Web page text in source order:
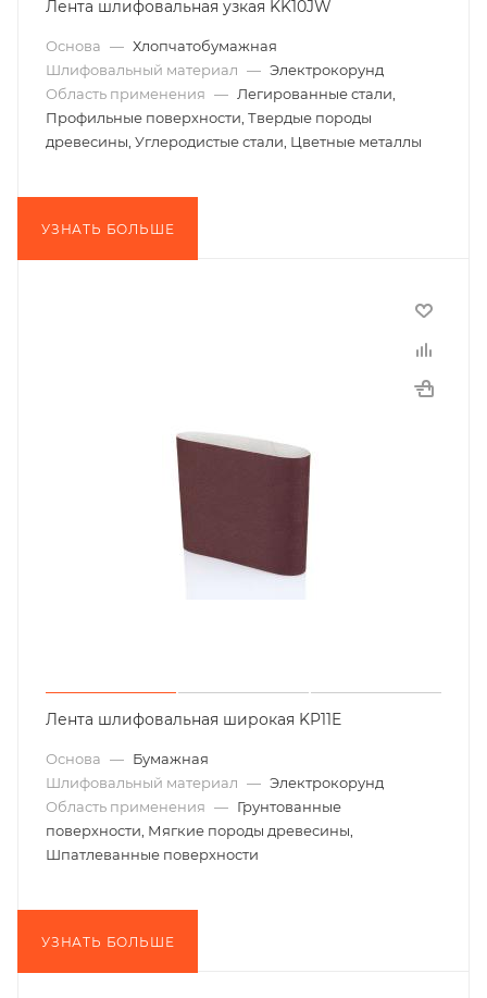
Лента шлифовальная узкая KK10JW
Основа — Хлопчатобумажная
Шлифовальный материал — Электрокорунд
Область применения — Легированные стали,
Профильные поверхности, Твердые породы
древесины, Углеродистые стали, Цветные металлы
УЗНАТЬ БОЛЬШЕ
Лента шлифовальная широкая KP11E
Основа — Бумажная
Шлифовальный материал — Электрокорунд
Область применения — Грунтованные
поверхности, Мягкие породы древесины,
Шпатлеванные поверхности
УЗНАТЬ БОЛЬШЕ